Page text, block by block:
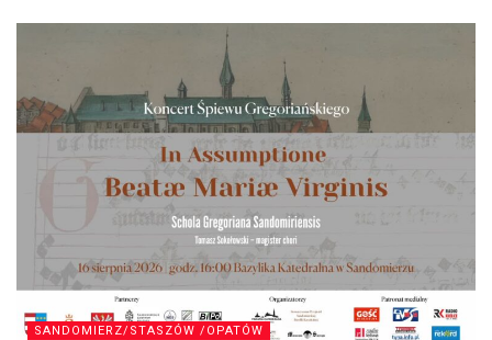
SANDOMIERZ/STASZÓW /OPATÓW